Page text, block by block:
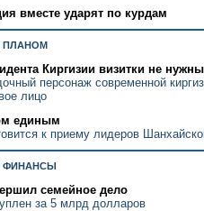
вместе ударят по курдам
ПЛАНОМ
Киргизии визитки не
персонаж современной
лицо
единым
к приему лидеров
ФИНАНСЫ
семейное дело
за 5 млрд долларов